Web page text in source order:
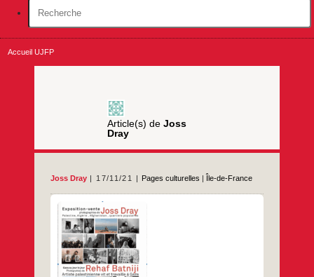
Accueil UJFP
Article(s) de Joss
Dray
Joss Dray 17/11/21 Pages culturelles | Île-de-France